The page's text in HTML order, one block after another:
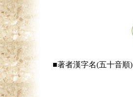
■著者漢字名(五十音順)